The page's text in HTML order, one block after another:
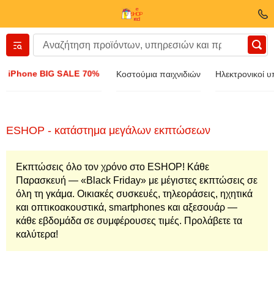
iPhone BIG SALE 70% Κοστούμια παιχνιδιών Ηλεκτρονικοί
Вернуться назад
Εξαρτήματα
Γυαλιά ηλίου
Κοσμήματα
Ρολόι χειρός
ESHOP - κατάστημα μεγάλων εκπτώσεων
Εκπτώσεις όλο τον χρόνο στο ESHOP! Κάθε
Παρασκευή — «Black Friday» με μέγιστες εκπτώσεις σε
όλη τη γκάμα. Οικιακές συσκευές, τηλεοράσεις, ηχητικά
και οπτικοακουστικά, smartphones και αξεσουάρ —
κάθε εβδομάδα σε συμφέρουσες τιμές. Προλάβετε τα
καλύτερα!